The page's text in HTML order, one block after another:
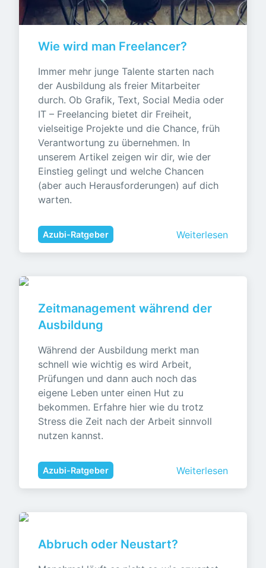
Wie wird man Freelancer?
Immer mehr junge Talente starten nach
der Ausbildung als freier Mitarbeiter
durch. Ob Grafik, Text, Social Media oder
IT – Freelancing bietet dir Freiheit,
vielseitige Projekte und die Chance, früh
Verantwortung zu übernehmen. In
unserem Artikel zeigen wir dir, wie der
Einstieg gelingt und welche Chancen
(aber auch Herausforderungen) auf dich
warten.
Azubi-Ratgeber Weiterlesen
Zeitmanagement während der
Ausbildung
Während der Ausbildung merkt man
schnell wie wichtig es wird Arbeit,
Prüfungen und dann auch noch das
eigene Leben unter einen Hut zu
bekommen. Erfahre hier wie du trotz
Stress die Zeit nach der Arbeit sinnvoll
nutzen kannst.
Azubi-Ratgeber Weiterlesen
Abbruch oder Neustart?